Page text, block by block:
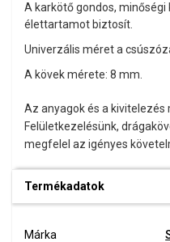
A karkötő gondos,
élettartamot biztosít.
Univerzális méret a
A kövek mérete: 8 mm.
Az anyagok és a kivitelezés
Felületkezelésünk,
megfelel az igényes
Termékadatok
Márka